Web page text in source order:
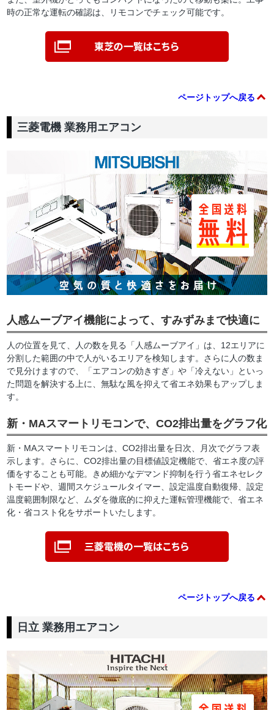
時の正常な運転の確認は、リモコンでチェック可能です。
ページトップへ戻る
三菱電機 業務用エアコン
人感ムーブアイ機能によって、すみずみまで快適に
人の位置を見て、人の数を見る「人感ムーブアイ」は、12エリアに
分割した範囲の中で人がいるエリアを検知します。さらに人の数ま
で見分けますので、「エアコンの効きすぎ」や「冷えない」といっ
た問題を解決する上に、無駄な風を抑えて省エネ効果もアップしま
す。
新・MAスマートリモコンで、CO2排出量をグラフ化
新・MAスマートリモコンは、CO2排出量を日次、月次でグラフ表
示します。さらに、CO2排出量の目標値設定機能で、省エネ度の評
価をすることも可能。きめ細かなデマンド抑制を行う省エネセレク
トモードや、週間スケジュールタイマー、設定温度自動復帰、設定
温度範囲制限など、ムダを徹底的に抑えた運転管理機能で、省エネ
化・省コスト化をサポートいたします。
ページトップへ戻る
日立 業務用エアコン